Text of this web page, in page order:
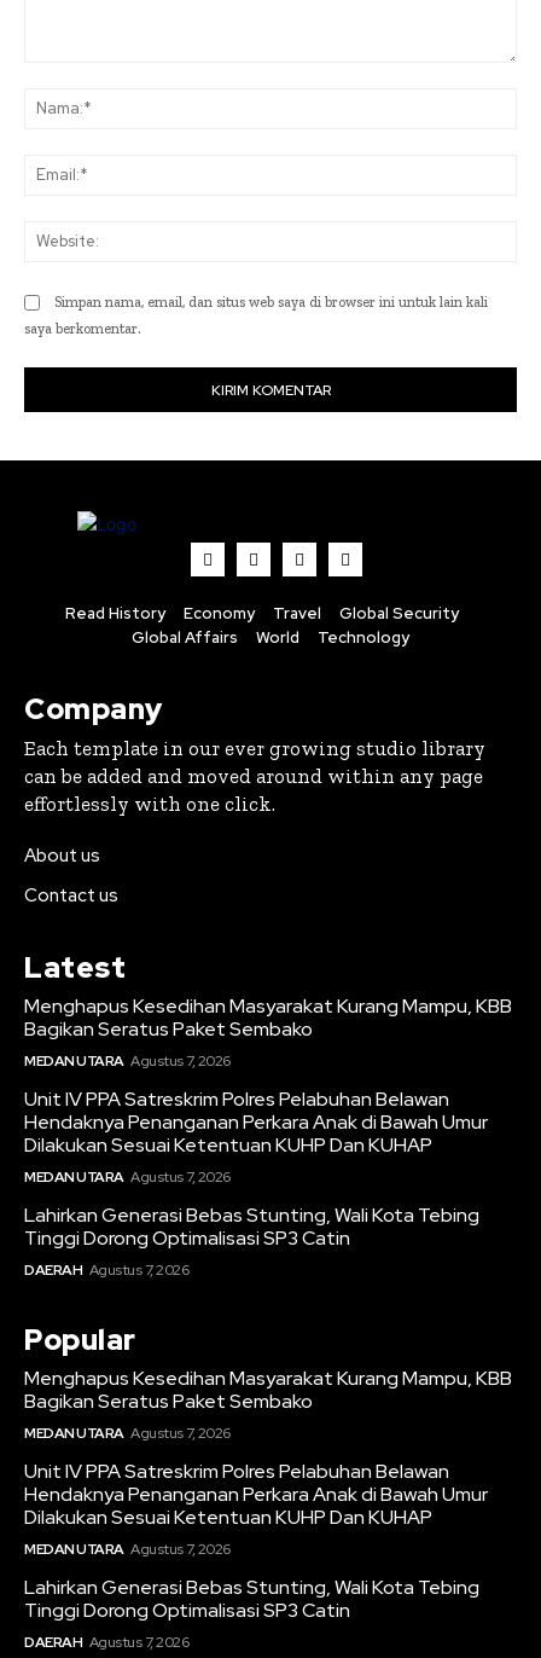
Simpan nama, email, dan situs web saya di browser ini untuk lain kali
saya berkomentar.
Read History Economy Travel
Global Security
Global Affairs
World Technology
Company
Each template in our ever growing studio library
can be added and moved around within any page
effortlessly with one click.
About us
Contact us
Latest
Menghapus Kesedihan Masyarakat Kurang Mampu, KBB
Bagikan Seratus Paket Sembako
MEDAN UTARA Agustus 7, 2026
Unit IV PPA Satreskrim Polres Pelabuhan Belawan
Hendaknya Penanganan Perkara Anak di Bawah Umur
Dilakukan Sesuai Ketentuan KUHP Dan KUHAP
MEDAN UTARA Agustus 7, 2026
Lahirkan Generasi Bebas Stunting, Wali Kota Tebing
Tinggi Dorong Optimalisasi SP3 Catin
DAERAH Agustus 7, 2026
Popular
Menghapus Kesedihan Masyarakat Kurang Mampu, KBB
Bagikan Seratus Paket Sembako
MEDAN UTARA Agustus 7, 2026
Unit IV PPA Satreskrim Polres Pelabuhan Belawan
Hendaknya Penanganan Perkara Anak di Bawah Umur
Dilakukan Sesuai Ketentuan KUHP Dan KUHAP
MEDAN UTARA Agustus 7, 2026
Lahirkan Generasi Bebas Stunting, Wali Kota Tebing
Tinggi Dorong Optimalisasi SP3 Catin
DAERAH Agustus 7, 2026